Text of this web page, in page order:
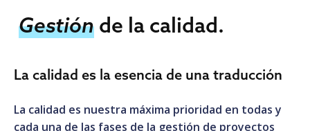
Gestión de la calidad.
La calidad es la esencia de una traducción
La calidad es nuestra máxima prioridad en todas y
cada una de las fases de la gestión de proyectos